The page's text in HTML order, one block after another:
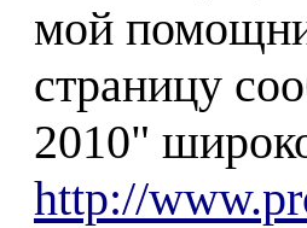
мой
страницу
2010"
http://